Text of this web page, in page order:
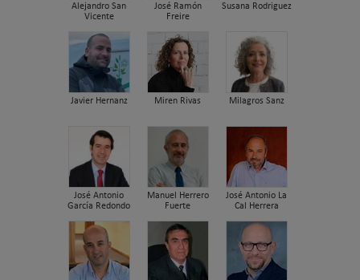
Alejandro San
Vicente
José Ramón
Freire
Susana Rodriguez
Javier Hernanz Miren Rivas Milagros Sanz
José Antonio
García Redondo
Manuel Herrero
Fuerte
José Antonio La
Cal Herrera